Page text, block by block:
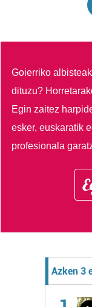
Goierriko
dituzu?
Egin zaitez
esker, euskaratik
profesionala
Azken 3